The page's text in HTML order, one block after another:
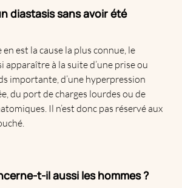
diastasis sans avoir été
en est la cause la plus connue, le
apparaître à la suite d’une prise ou
importante, d’une hyperpression
du port de charges lourdes ou de
Il n’est donc pas réservé aux
t-il aussi les hommes ?